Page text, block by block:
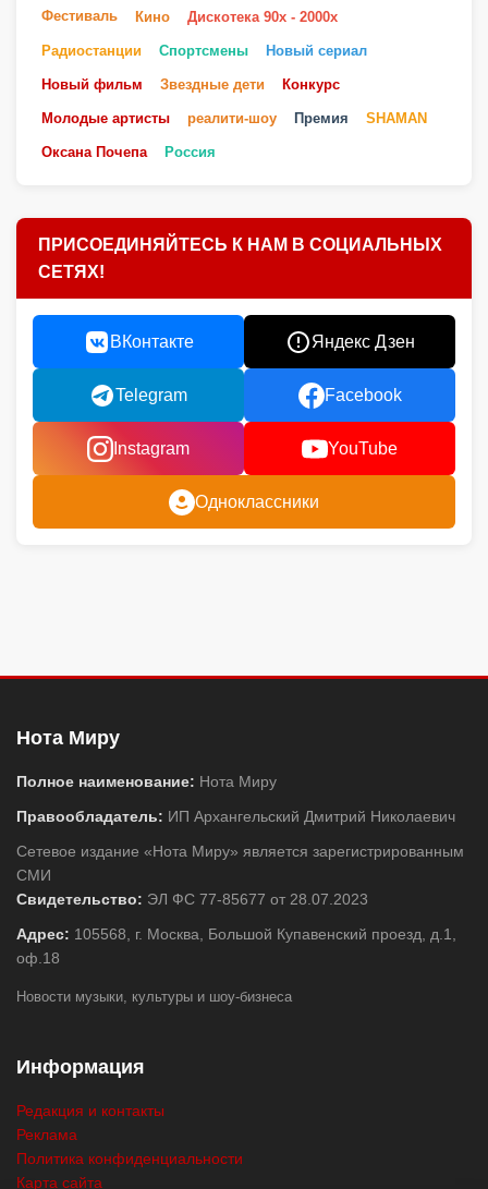
Фестиваль Кино Дискотека 90х - 2000х
Радиостанции Спортсмены Новый сериал
Новый фильм Звездные дети Конкурс
Молодые артисты реалити-шоу Премия SHAMAN
Оксана Почепа Россия
ПРИСОЕДИНЯЙТЕСЬ К НАМ В СОЦИАЛЬНЫХ
СЕТЯХ!
ВКонтакте Яндекс Дзен
Telegram Facebook
Instagram YouTube
Одноклассники
Нота Миру
Полное наименование: Нота Миру
Правообладатель: ИП Архангельский Дмитрий Николаевич
Сетевое издание «Нота Миру» является зарегистрированным
СМИ
Свидетельство: ЭЛ ФС 77-85677 от 28.07.2023
Адрес: 105568, г. Москва, Большой Купавенский проезд, д.1,
оф.18
Новости музыки, культуры и шоу-бизнеса
Информация
Редакция и контакты
Реклама
Политика конфиденциальности
Карта сайта